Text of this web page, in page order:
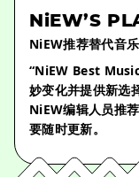
NiEW’S
NiEW推荐替代音
“NiEW Best
妙变化并提供新选
NiEW编辑人员推
要随时更新。